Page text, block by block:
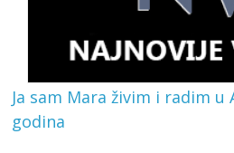
Ja sam Mara živim i radim
godina